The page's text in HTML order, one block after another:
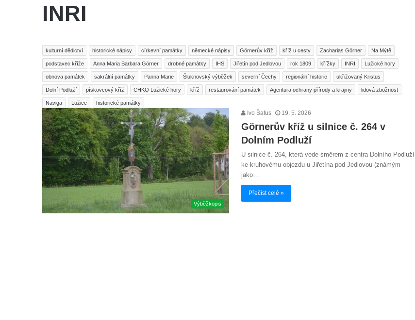
INRI
kulturní dědictví historické nápisy církevní památky německé nápisy Görnerův kříž kříž u cesty Zacharias Görner Na Mýtě
podstavec kříže Anna Maria Barbara Görner drobné památky IHS Jiřetín pod Jedlovou rok 1809 křížky INRI Lužické hory
obnova památek sakrální památky Panna Marie Šluknovský výběžek severní Čechy regionální historie ukřižovaný Kristus
Dolní Podluží pískovcový kříž CHKO Lužické hory kříž restaurování památek Agentura ochrany přírody a krajiny lidová zbožnost
Naviga Lužice historické památky
Výběžkopis
Ivo Šafus 19. 5. 2026
Görnerův kříž u silnice č. 264 v
Dolním Podluží
U silnice č. 264, která vede směrem z centra Dolního Podluží
ke kruhovému objezdu u Jiřetína pod Jedlovou (známým
jako…
Přečíst celé »